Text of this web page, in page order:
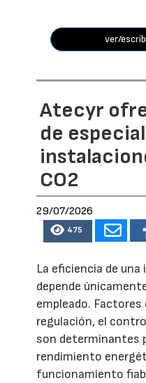
ver/
Atecyr
de
CO2
29/07/2026
475
La eficiencia de
depende
empleado. Factores
regulación, el
son determinantes
rendimiento
funcionamiento